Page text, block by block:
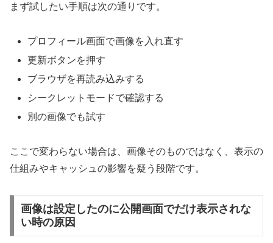
まず試したい手順は次の通りです。
プロフィール画面で画像を入れ直す
更新ボタンを押す
ブラウザを再読み込みする
シークレットモードで確認する
別の画像でも試す
ここで変わらない場合は、画像そのものではなく、表示の
仕組みやキャッシュの影響を疑う段階です。
画像は設定したのに公開画面でだけ表示されな
い時の原因